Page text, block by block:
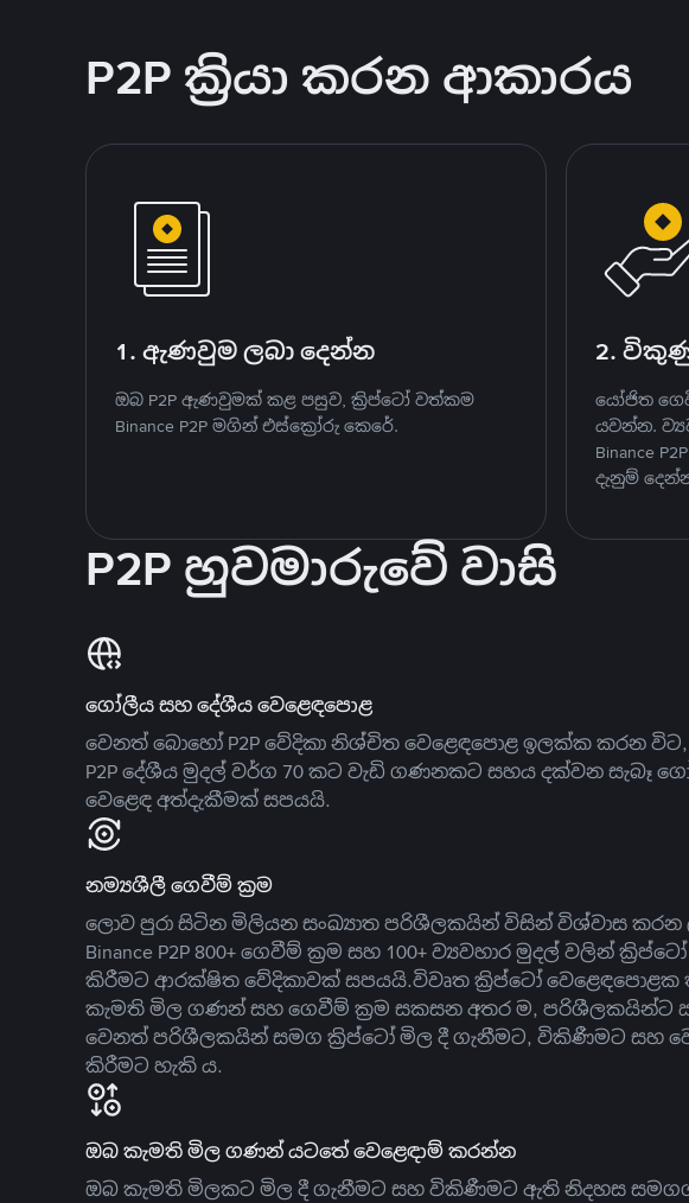
P2P ක්‍රියා කරන ආකාරය
1. ඇණවුම ලබා දෙන්න
ඔබ P2P ඇණවුමක් කළ පසුව, ක්‍රිප්ටෝ වත්කම
Binance P2P මගින් එස්ක්‍රෝරු කෙරේ.
2.
යෝජිත
යවන්න.
Binance
දැනුම්
P2P හුවමාරුවේ වාසි
ගෝලීය සහ දේශීය වෙළෙඳපොළ
වෙනත් බොහෝ P2P වේදිකා නිශ්චිත වෙළෙඳපොළ ඉලක්ක කරන විට,
P2P දේශීය මුදල් වර්ග 70 කට වැඩි ගණනකට සහය දක්වන සැබෑ
වෙළෙඳ අත්දැකීමක් සපයයි.
නම්‍යශීලී ගෙවීම් ක්‍රම
ලොව පුරා සිටින මිලියන සංඛ්‍යාත පරිශීලකයින් විසින් විශ්වාස කරන
Binance P2P 800+ ගෙවීම් ක්‍රම සහ 100+ ව්‍යවහාර මුදල් වලින්
කිරීමට ආරක්ෂිත වේදිකාවක් සපයයි.විවෘත ක්‍රිප්ටෝ
කැමති මිල ගණන් සහ ගෙවීම් ක්‍රම සකසන අතර ම, පරිශීලකයින්ට
වෙනත් පරිශීලකයින් සමග ක්‍රිප්ටෝ මිල දී ගැනීමට, විකිණීමට සහ
කිරීමට හැකි ය.
ඔබ කැමති මිල ගණන් යටතේ වෙළෙඳාම් කරන්න
ඔබ කැමති මිලකට මිල දී ගැනීමට සහ විකිණීමට ඇති නිදහස